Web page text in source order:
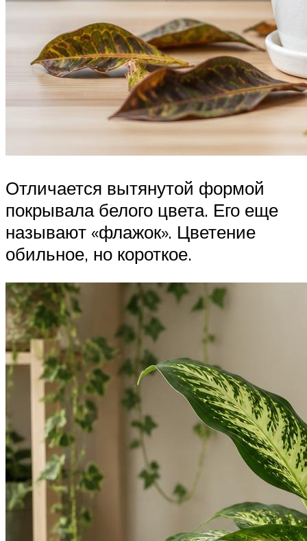
Отличается вытянутой формой
покрывала белого цвета. Его еще
называют «флажок». Цветение
обильное, но короткое.